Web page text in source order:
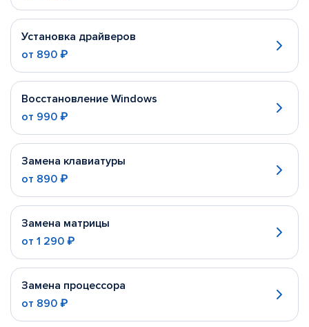
Установка драйверов
от 890 ₽
Восстановление Windows
от 990 ₽
Замена клавиатуры
от 890 ₽
Замена матрицы
от 1 290 ₽
Замена процессора
от 890 ₽